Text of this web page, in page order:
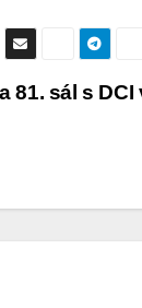
81. sál s DCI